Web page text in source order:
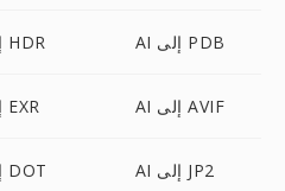
AI إلى HDR AI إلى PDB
AI إلى EXR AI إلى AVIF
AI إلى DOT AI إلى JP2